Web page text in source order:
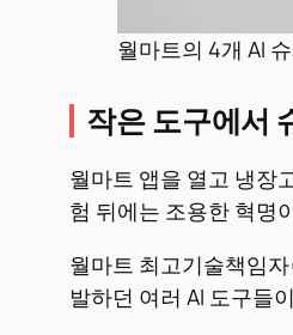
월마트의 4개 AI
작은 도구에서
월마트 앱을 열고 냉장
험 뒤에는 조용한 혁명
월마트 최고기술책임
발하던 여러 AI 도구들